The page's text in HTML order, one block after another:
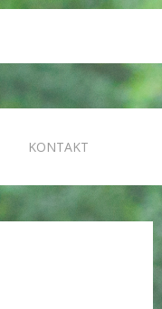
KONTAKT